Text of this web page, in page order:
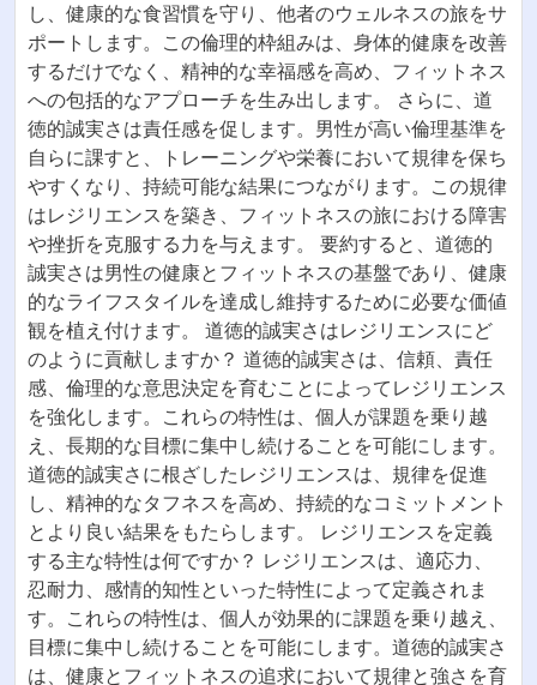
し、健康的な食習慣を守り、他者のウェルネスの旅をサ
ポートします。この倫理的枠組みは、身体的健康を改善
するだけでなく、精神的な幸福感を高め、フィットネス
への包括的なアプローチを生み出します。 さらに、道
徳的誠実さは責任感を促します。男性が高い倫理基準を
自らに課すと、トレーニングや栄養において規律を保ち
やすくなり、持続可能な結果につながります。この規律
はレジリエンスを築き、フィットネスの旅における障害
や挫折を克服する力を与えます。 要約すると、道徳的
誠実さは男性の健康とフィットネスの基盤であり、健康
的なライフスタイルを達成し維持するために必要な価値
観を植え付けます。 道徳的誠実さはレジリエンスにど
のように貢献しますか？ 道徳的誠実さは、信頼、責任
感、倫理的な意思決定を育むことによってレジリエンス
を強化します。これらの特性は、個人が課題を乗り越
え、長期的な目標に集中し続けることを可能にします。
道徳的誠実さに根ざしたレジリエンスは、規律を促進
し、精神的なタフネスを高め、持続的なコミットメント
とより良い結果をもたらします。 レジリエンスを定義
する主な特性は何ですか？ レジリエンスは、適応力、
忍耐力、感情的知性といった特性によって定義されま
す。これらの特性は、個人が効果的に課題を乗り越え、
目標に集中し続けることを可能にします。道徳的誠実さ
は、健康とフィットネスの追求において規律と強さを育